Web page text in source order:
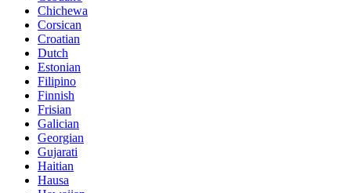
Chichewa
Corsican
Croatian
Dutch
Estonian
Filipino
Finnish
Frisian
Galician
Georgian
Gujarati
Haitian
Hausa